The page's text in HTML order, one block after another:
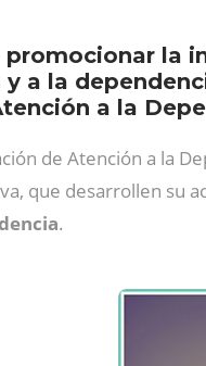
la
y a la
a la
de Atención a la
que desarrollen su
.